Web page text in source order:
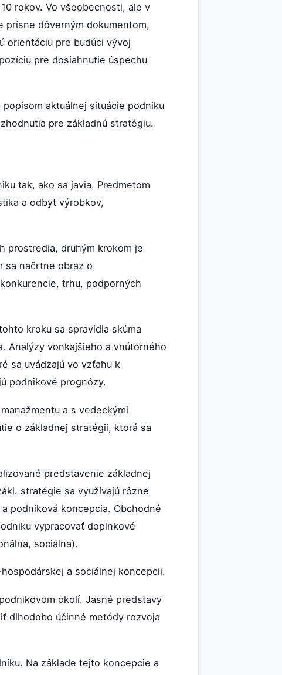
rokov. Vo všeobecnosti, ale v
prísne dôverným dokumentom,
orientáciu pre budúci vývoj
pre dosiahnutie úspechu
aktuálnej situácie podniku
pre základnú stratégiu.
tak, ako sa javia. Predmetom
a odbyt výrobkov,
prostredia, druhým krokom je
sa načrtne obraz o
trhu, podporných
kroku sa spravidla skúma
Analýzy vonkajšieho a vnútorného
sa uvádzajú vo vzťahu k
podnikové prognózy.
a s vedeckými
o základnej stratégii, ktorá sa
predstavenie základnej
stratégie sa využívajú rôzne
podniková koncepcia. Obchodné
vypracovať doplnkové
sociálna).
a sociálnej koncepcii.
okolí. Jasné predstavy
dlhodobo účinné metódy rozvoja
Na základe tejto koncepcie a